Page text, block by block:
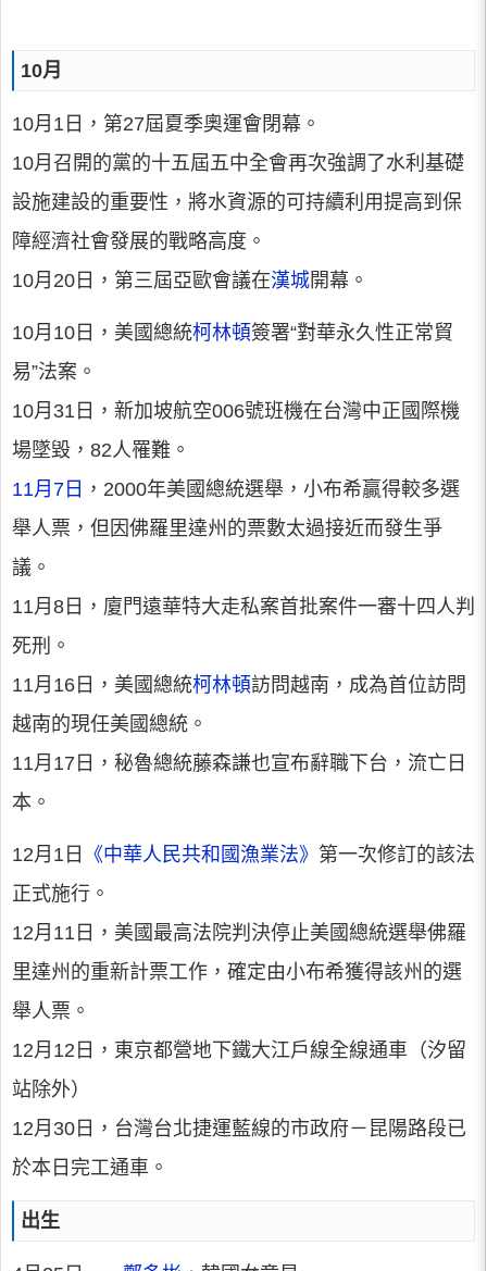
10月
10月1日，第27屆夏季奧運會閉幕。
10月召開的黨的十五屆五中全會再次強調了水利基礎
設施建設的重要性，將水資源的可持續利用提高到保
障經濟社會發展的戰略高度。
10月20日，第三屆亞歐會議在漢城開幕。
10月10日，美國總統柯林頓簽署“對華永久性正常貿
易”法案。
10月31日，新加坡航空006號班機在台灣中正國際機
場墜毀，82人罹難。
11月7日 ，2000年美國總統選舉，小布希贏得較多選
舉人票，但因佛羅里達州的票數太過接近而發生爭
議。
11月8日，廈門遠華特大走私案首批案件一審十四人判
死刑。
11月16日，美國總統柯林頓訪問越南，成為首位訪問
越南的現任美國總統。
11月17日，秘魯總統藤森謙也宣布辭職下台，流亡日
本。
12月1日 《中華人民共和國漁業法》 第一次修訂的該法
正式施行。
12月11日，美國最高法院判決停止美國總統選舉佛羅
里達州的重新計票工作，確定由小布希獲得該州的選
舉人票。
12月12日，東京都營地下鐵大江戶線全線通車（汐留
站除外）
12月30日，台灣台北捷運藍線的市政府－昆陽路段已
於本日完工通車。
出生